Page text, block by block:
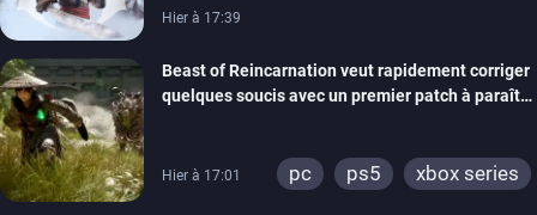
Hier à 17:39
Beast of Reincarnation veut rapidement corriger
quelques soucis avec un premier patch à paraître
Hier à 17:01 pc ps5 xbox series